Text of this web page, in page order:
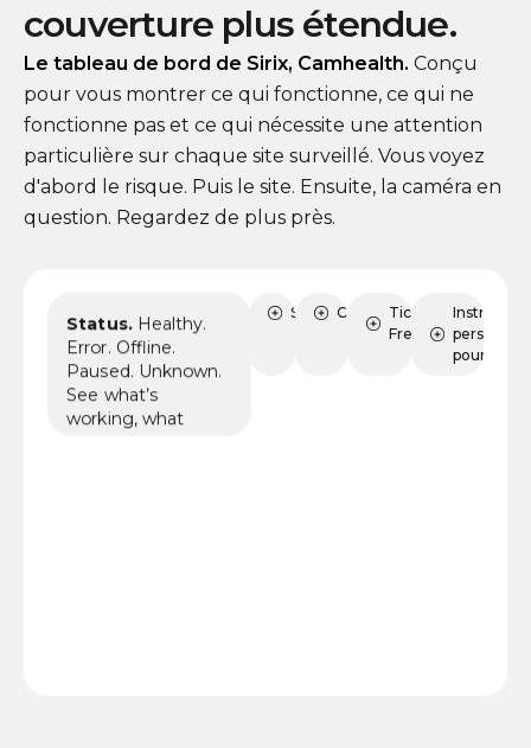
couverture plus étendue.
Le tableau de bord de Sirix, Camhealth. Conçu
pour vous montrer ce qui fonctionne, ce qui ne
fonctionne pas et ce qui nécessite une attention
particulière sur chaque site surveillé. Vous voyez
d'abord le risque. Puis le site. Ensuite, la caméra en
question. Regardez de plus près.
Status.Healthy.
Error. Offline.
Paused. Unknown.
See what’s
working, what
Sites CamérasTickets
FreshDesk
pour l'IA